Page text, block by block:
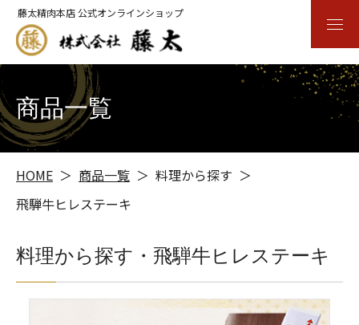
藤太精肉本店 公式オンラインショップ
商品一覧
HOME 商品一覧
料理から探す
飛騨牛ヒレステーキ
料理から探す・飛騨牛ヒレステーキ